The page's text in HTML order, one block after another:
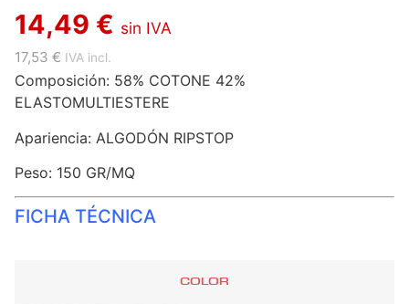
14,49 € sin IVA
17,53 € IVA incl.
Composición: 58% COTONE 42%
ELASTOMULTIESTERE
Apariencia: ALGODÓN RIPSTOP
Peso: 150 GR/MQ
FICHA TÉCNICA
COLOR